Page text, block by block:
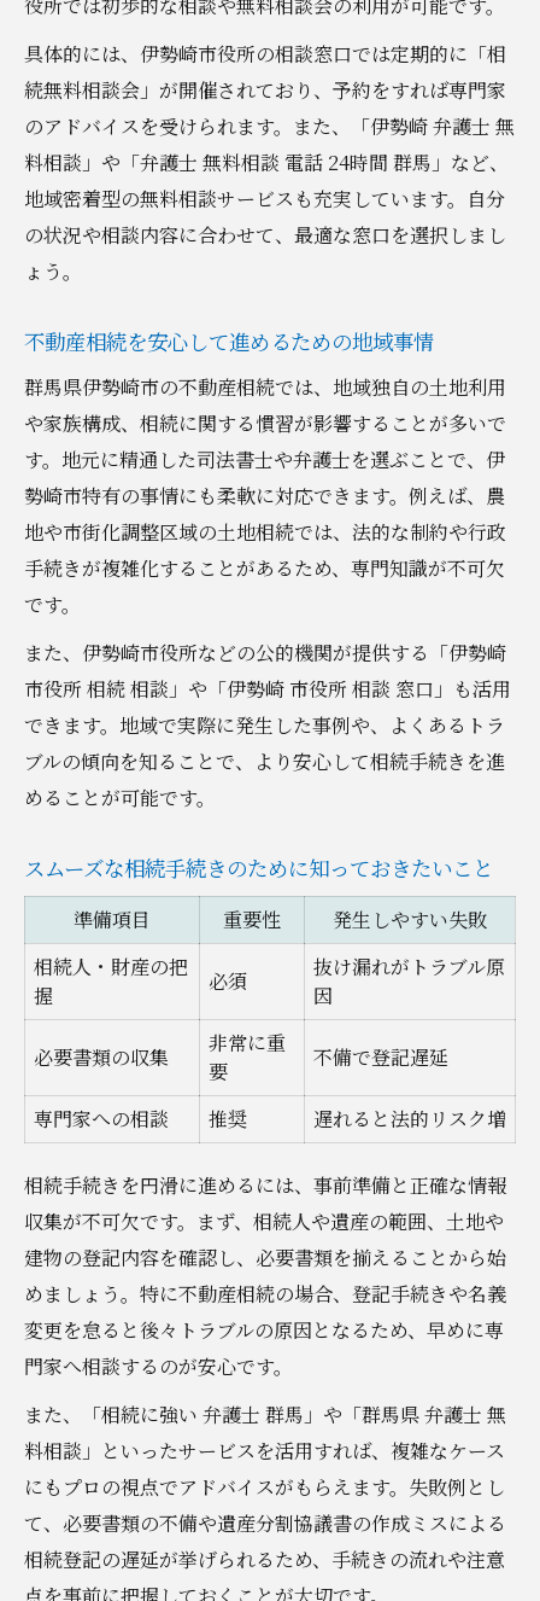
不動産相続の相談窓口比較と選び方ガイド
信頼できる相談先を見極めるポイント
相続トラブルを防ぐ窓口選定のコツ
専門家ごとのサポート内容の違い
相談窓口の対応力と地域密着度をチェック
相続手続きを効率よく進めるための秘訣
相談時に準備すべき書類とポイント
専門家との連携で手続きをスムーズに
相談内容による進め方の違いを知る
不動産相続のスムーズな法律相談術まとめ
不動産相続の法律相談活用術まとめ表
スムーズな相続のための相談テクニック
相談後にやるべき手続きチェックリスト
不動産相続の法律相談で得られる安心感
具体的には、伊勢崎市役所の相談窓口では定期的に「相
続無料相談会」が開催されており、予約をすれば専門家
のアドバイスを受けられます。また、「伊勢崎 弁護士 無
料相談」や「弁護士 無料相談 電話 24時間 群馬」など、
地域密着型の無料相談サービスも充実しています。自分
の状況や相談内容に合わせて、最適な窓口を選択しまし
ょう。
不動産相続を安心して進めるための地域事情
群馬県伊勢崎市の不動産相続では、地域独自の土地利用
や家族構成、相続に関する慣習が影響することが多いで
す。地元に精通した司法書士や弁護士を選ぶことで、伊
勢崎市特有の事情にも柔軟に対応できます。例えば、農
地や市街化調整区域の土地相続では、法的な制約や行政
手続きが複雑化することがあるため、専門知識が不可欠
です。
また、伊勢崎市役所などの公的機関が提供する「伊勢崎
市役所 相続 相談」や「伊勢崎 市役所 相談 窓口」も活用
できます。地域で実際に発生した事例や、よくあるトラ
ブルの傾向を知ることで、より安心して相続手続きを進
めることが可能です。
スムーズな相続手続きのために知っておきたいこと
準備項目 重要性
発生しやすい失敗
相続人・財産の把
握
必須
抜け漏れがトラブル原
因
必要書類の収集
非常に重
要
不備で登記遅延
専門家への相談 推奨 遅れると法的リスク増
相続手続きを円滑に進めるには、事前準備と正確な情報
収集が不可欠です。まず、相続人や遺産の範囲、土地や
建物の登記内容を確認し、必要書類を揃えることから始
めましょう。特に不動産相続の場合、登記手続きや名義
変更を怠ると後々トラブルの原因となるため、早めに専
門家へ相談するのが安心です。
また、「相続に強い 弁護士 群馬」や「群馬県 弁護士 無
料相談」といったサービスを活用すれば、複雑なケース
にもプロの視点でアドバイスがもらえます。失敗例とし
て、必要書類の不備や遺産分割協議書の作成ミスによる
相続登記の遅延が挙げられるため、手続きの流れや注意
点を事前に把握しておくことが大切です。